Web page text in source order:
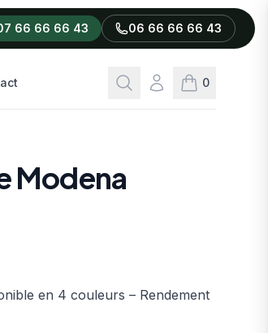
66 66 66 43 06 66 66 66 43
Rechercher
Connexion
0
articles dans
Modena
en 4 couleurs – Rendement